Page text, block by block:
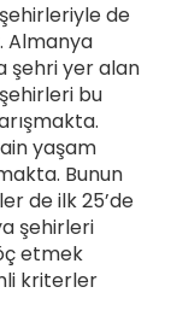
de
Almanya
şehri yer alan
bu
yaşam
Bunun
de ilk 25’de
şehirleri
etmek
kriterler